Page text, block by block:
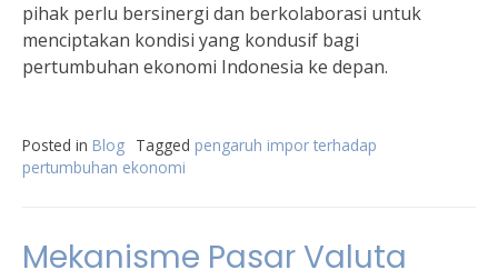
pihak perlu bersinergi dan berkolaborasi untuk
menciptakan kondisi yang kondusif bagi
pertumbuhan ekonomi Indonesia ke depan.
Posted in Blog Tagged pengaruh impor terhadap
pertumbuhan ekonomi
Mekanisme Pasar Valuta